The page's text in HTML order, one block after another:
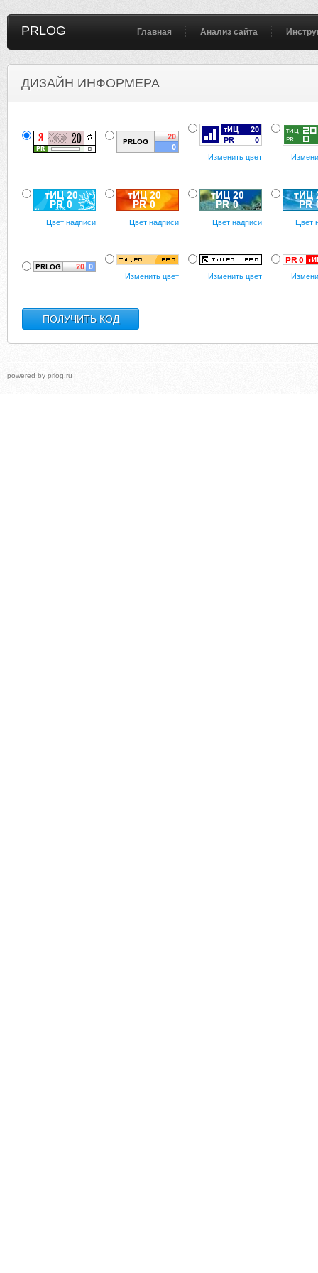
PRLOG Главная Анализ сайта
ДИЗАЙН ИНФОРМЕРА
Изменить цвет
Цвет надписи Цвет надписи Цвет надписи Цвет
Изменить цвет Изменить цвет
powered by prlog.ru